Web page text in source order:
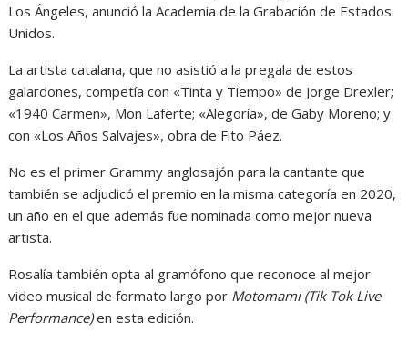
Los Ángeles, anunció la Academia de la Grabación de Estados
Unidos.
La artista catalana, que no asistió a la pregala de estos
galardones, competía con «Tinta y Tiempo» de Jorge Drexler;
«1940 Carmen», Mon Laferte; «Alegoría», de Gaby Moreno; y
con «Los Años Salvajes», obra de Fito Páez.
No es el primer Grammy anglosajón para la cantante que
también se adjudicó el premio en la misma categoría en 2020,
un año en el que además fue nominada como mejor nueva
artista.
Rosalía también opta al gramófono que reconoce al mejor
video musical de formato largo por Motomami (Tik Tok Live
Performance)en esta edición.